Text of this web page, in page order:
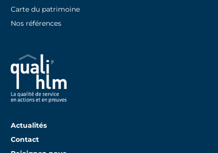
Carte du patrimoine
Nos références
Actualités
Contact